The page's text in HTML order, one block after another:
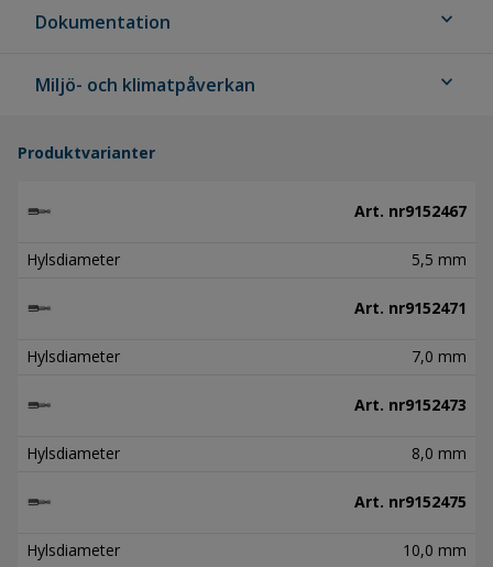
Dokumentation expand_more
Miljö- och klimatpåverkan expand_more
Produktvarianter
Art. nr9152467
Hylsdiameter 5,5 mm
Art. nr9152471
Hylsdiameter 7,0 mm
Art. nr9152473
Hylsdiameter 8,0 mm
Art. nr9152475
Hylsdiameter 10,0 mm